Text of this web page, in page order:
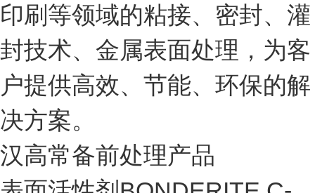
印刷等领域的粘接、密封、灌
封技术、金属表面处理，为客
户提供高效、节能、环保的解
决方案。
汉高常备前处理产品